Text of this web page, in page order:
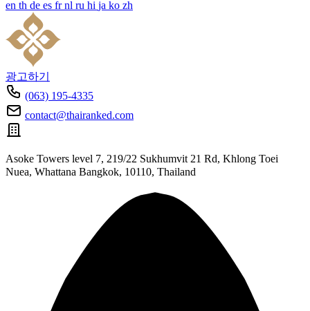
en th de es fr nl ru hi ja ko zh
광고하기
(063) 195-4335
contact@thairanked.com
Asoke Towers level 7, 219/22 Sukhumvit 21 Rd, Khlong Toei
Nuea, Whattana Bangkok, 10110, Thailand